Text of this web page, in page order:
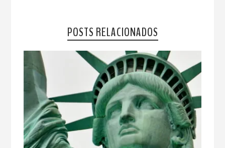
POSTS RELACIONADOS